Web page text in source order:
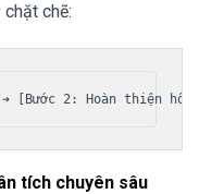
chẽ:
tích chuyên sâu